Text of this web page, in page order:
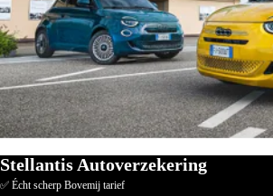
Stellantis Autoverzekering
✅ Écht scherp Bovemij tarief